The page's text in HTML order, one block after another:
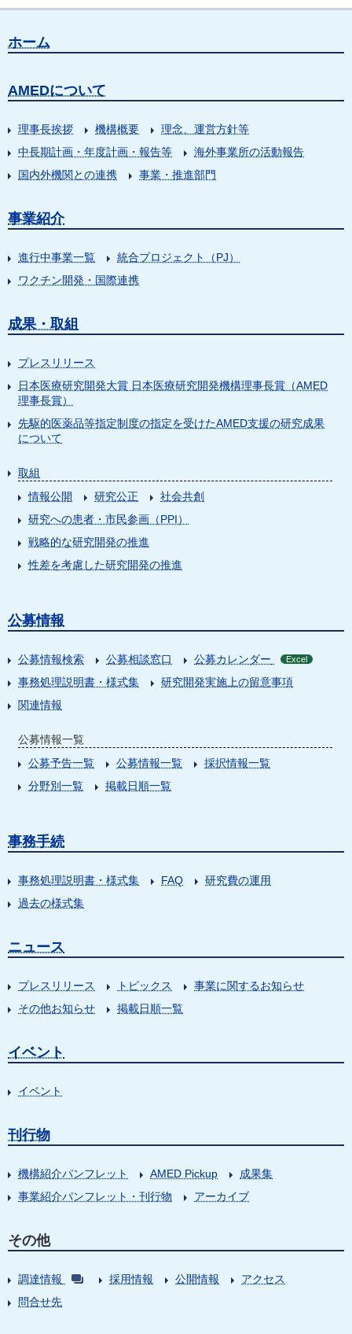
ホーム
AMEDについて
理事長挨拶 機構概要
理念、運営方針等
中長期計画・年度計画・報告等
海外事業所の活動報告
国内外機関との連携
事業・推進部門
事業紹介
進行中事業一覧
統合プロジェクト（PJ）
ワクチン開発・国際連携
成果・取組
プレスリリース
日本医療研究開発大賞 日本医療研究開発機構理事長賞（AMED
理事長賞）
先駆的医薬品等指定制度の指定を受けたAMED支援の研究成果
について
取組
情報公開
研究公正
社会共創
研究への患者・市民参画（PPI）
戦略的な研究開発の推進
性差を考慮した研究開発の推進
公募情報
公募情報検索 公募相談窓口 公募カレンダー Excel
事務処理説明書・様式集
研究開発実施上の留意事項
関連情報
公募情報一覧
公募予告一覧
公募情報一覧
採択情報一覧
分野別一覧
掲載日順一覧
事務手続
事務処理説明書・様式集 FAQ
研究費の運用
過去の様式集
ニュース
プレスリリース トピックス
事業に関するお知らせ
その他お知らせ
掲載日順一覧
イベント
イベント
刊行物
機構紹介パンフレット AMED Pickup
成果集
事業紹介パンフレット・刊行物
アーカイブ
その他
調達情報 採用情報 公開情報
アクセス
問合せ先